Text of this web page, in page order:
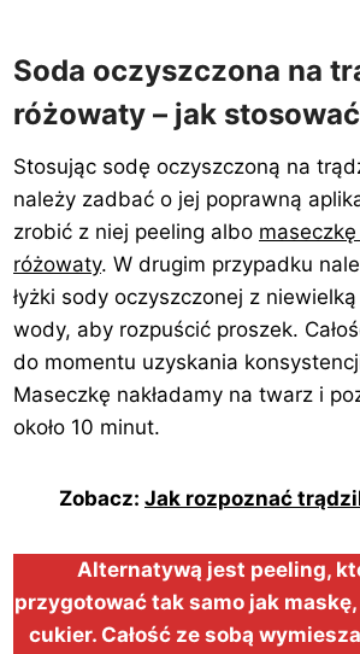
Soda oczyszczona na
różowaty – jak
Stosując sodę oczyszczoną na
należy zadbać o jej poprawną
zrobić z niej peeling albo
różowaty. W drugim przypadku
łyżki sody oczyszczonej z niewielką
wody, aby rozpuścić proszek.
do momentu uzyskania
Maseczkę nakładamy na twarz i
około 10 minut.
Zobacz: Jak rozpoznać
Alternatywą jest peeling,
przygotować tak samo jak
cukier. Całość ze sobą